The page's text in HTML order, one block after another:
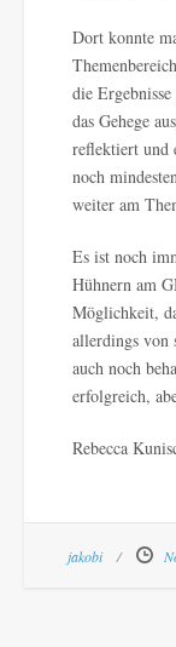
Dort konnte
die
das Gehege
reflektiert und
noch
weiter am
Es ist noch
Hühnern am
Möglichkeit,
allerdings von
auch noch
erfolgreich,
Rebecca
jakobi